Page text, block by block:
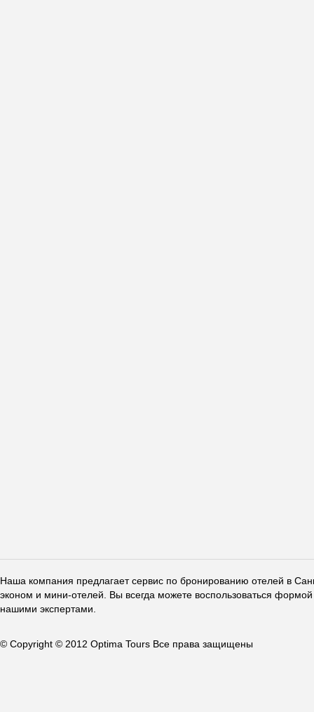
Наша компания предлагает сервис по бронированию отелей в
эконом и мини-отелей. Вы всегда можете воспользоваться
нашими экспертами.
© Copyright © 2012 Optima Tours Все права защищены